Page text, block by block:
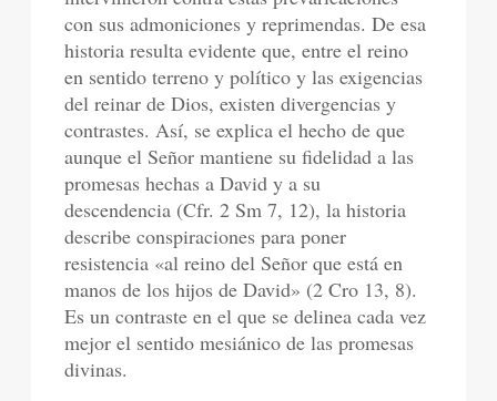
con sus admoniciones y reprimendas. De esa
historia resulta evidente que, entre el reino
en sentido terreno y político y las exigencias
del reinar de Dios, existen divergencias y
contrastes. Así, se explica el hecho de que
aunque el Señor mantiene su fidelidad a las
promesas hechas a David y a su
descendencia (Cfr. 2 Sm 7, 12), la historia
describe conspiraciones para poner
resistencia «al reino del Señor que está en
manos de los hijos de David» (2 Cro 13, 8).
Es un contraste en el que se delinea cada vez
mejor el sentido mesiánico de las promesas
divinas.